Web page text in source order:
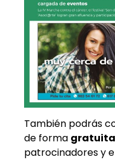
También podrás
de forma gratuita
patrocinadores y